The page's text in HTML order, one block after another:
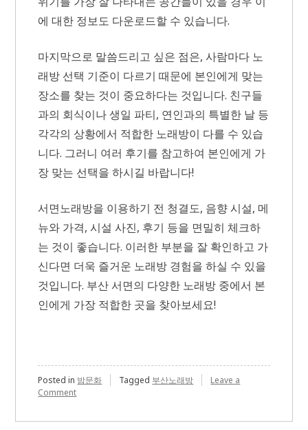
에 대한 정보도 다운로드할 수 있습니다.
마지막으로 말씀드리고 싶은 점은, 사람마다 노
래방 선택 기준이 다르기 때문에 본인에게 맞는
장소를 찾는 것이 중요하다는 것입니다. 친구들
과의 회식이나 생일 파티, 연인과의 특별한 날 등
각각의 상황에서 적합한 노래방이 다를 수 있습
니다. 그러니 여러 후기를 참고하여 본인에게 가
장 맞는 선택을 하시길 바랍니다!
서면노래방을 이용하기 전 청결도, 음향 시설, 메
뉴와 가격, 시설 사진, 후기 등을 면밀히 체크하
는 것이 좋습니다. 이러한 부분을 잘 확인하고 가
신다면 더욱 즐거운 노래방 경험을 하실 수 있을
것입니다. 부산 서면의 다양한 노래방 중에서 본
인에게 가장 적합한 곳을 찾아보세요!
Posted in 밤문화 Tagged 부산노래방
Leave a
Commenton